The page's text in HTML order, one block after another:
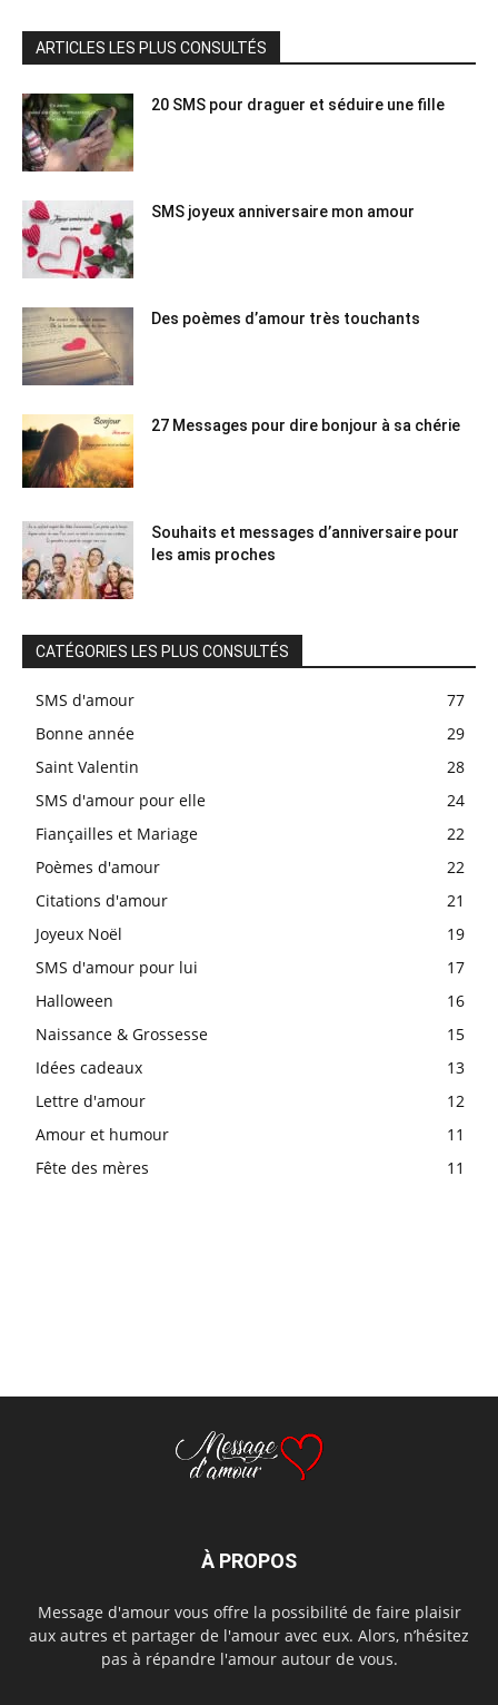
ARTICLES LES PLUS CONSULTÉS
20 SMS pour draguer et séduire une fille
SMS joyeux anniversaire mon amour
Des poèmes d’amour très touchants
27 Messages pour dire bonjour à sa chérie
Souhaits et messages d’anniversaire pour
les amis proches
CATÉGORIES LES PLUS CONSULTÉS
SMS d'amour
77
Bonne année
29
Saint Valentin
28
SMS d'amour pour elle
24
Fiançailles et Mariage
22
Poèmes d'amour
22
Citations d'amour
21
Joyeux Noël
19
SMS d'amour pour lui
17
Halloween
16
Naissance & Grossesse
15
Idées cadeaux
13
Lettre d'amour
12
Amour et humour
11
Fête des mères
11
À PROPOS
Message d'amour vous offre la possibilité de faire plaisir
aux autres et partager de l'amour avec eux. Alors, n’hésitez
pas à répandre l'amour autour de vous.